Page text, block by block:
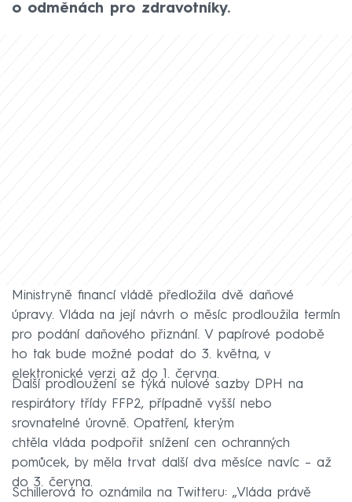
o odměnách pro zdravotníky.
Ministryně financí vládě předložila dvě daňové
úpravy. Vláda na její návrh o měsíc prodloužila termín
pro podání daňového přiznání. V papírové podobě
ho tak bude možné podat do 3. května, v
elektronické verzi až do 1. června.
Další prodloužení se týká nulové sazby DPH na
respirátory třídy FFP2, případně vyšší nebo
srovnatelné úrovně. Opatření, kterým
chtěla vláda podpořit snížení cen ochranných
pomůcek, by měla trvat další dva měsíce navíc – až
do 3. června.
Schillerová to oznámila na Twitteru: „Vláda právě